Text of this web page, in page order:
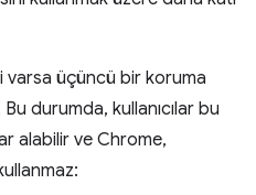
varsa üçüncü bir koruma
durumda, kullanıcılar bu
alabilir ve Chrome,